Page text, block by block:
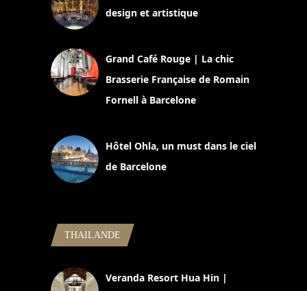
design et artistique
Grand Café Rouge | La chic
Brasserie Française de Romain
Fornell à Barcelone
Hôtel Ohla, un must dans le ciel
de Barcelone
THAILANDE
Veranda Resort Hua Hin |